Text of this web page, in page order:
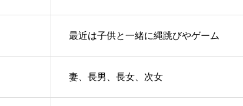
最近は子供と一緒に縄跳びやゲーム
妻、長男、長女、次女